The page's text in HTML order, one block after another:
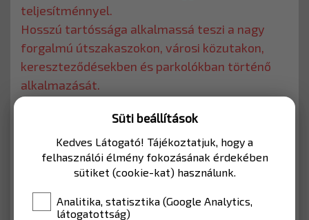
teljesítménnyel.
Hosszú tartóssága alkalmassá teszi a nagy
forgalmú útszakaszokon, városi közutakon,
kereszteződésekben és parkolókban történő
alkalmazását.
- könnyen lemelegíthető ábrák
(gázmelegítővel)
- megfelel a nemzetközi követelményeknek
- az összetettebb jelzések is könnyen
alkalmazhatóak
- a burkolati anyagba ágyazott egyenletesen
Süti beállítások
Kedves Látogató! Tájékoztatjuk, hogy a
felhasználói élmény fokozásának érdekében
sütiket (cookie-kat) használunk.
Analitika, statisztika (Google Analytics,
látogatottság)